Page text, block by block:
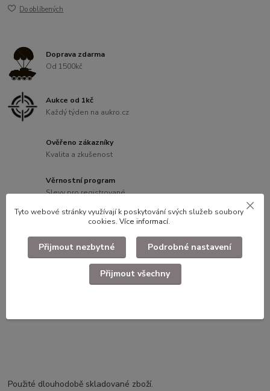
Do oblíbených
Doprava zdarma
Od 1500kč
Aukce od 1kč
Každý týden na aukro.cz
Ověřeno zákazníky
Kvalita a zkušenost
Věrnostní program
Slevy pro registrované
Kompletní specifikace
Použité dlouhodobě skladované zboží.
Tyto webové stránky využívají k poskytování svých služeb soubory
cookies. Více informací.
Přijmout nezbytné Podrobné nastavení
Přijmout všechny